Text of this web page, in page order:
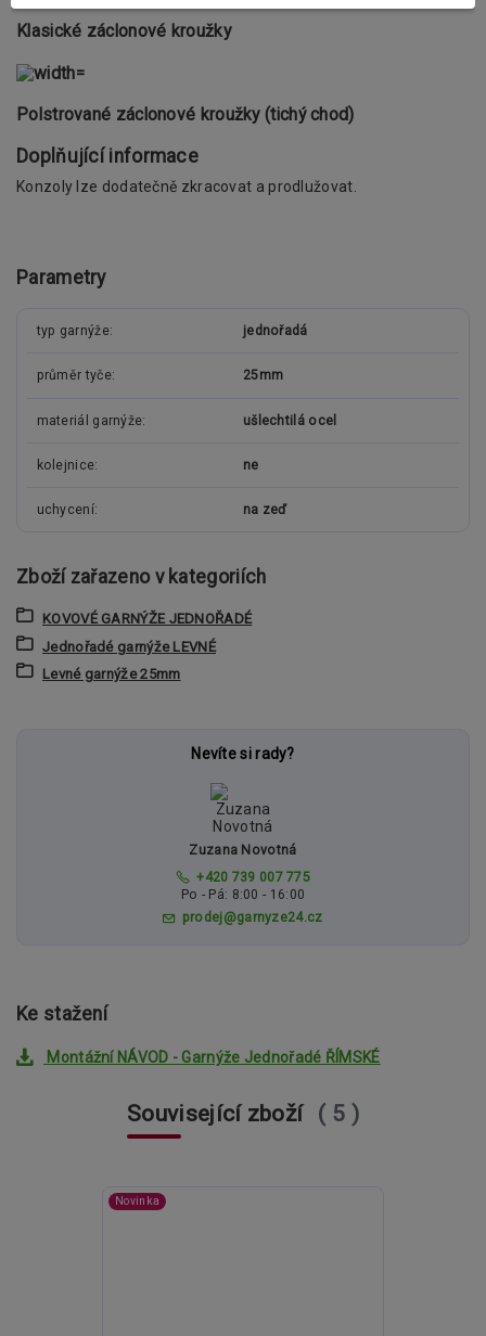
Klasické záclonové kroužky
Polstrované záclonové kroužky (tichý chod)
Doplňující informace
Konzoly lze dodatečně zkracovat a prodlužovat.
Parametry
typ garnýže jednořadá
průměr tyče 25mm
materiál garnýže ušlechtilá ocel
kolejnice ne
uchycení na zeď
Zboží zařazeno v kategoriích
KOVOVÉ GARNÝŽE JEDNOŘADÉ
Jednořadé garnýže LEVNÉ
Levné garnýže 25mm
Nevíte si rady?
Zuzana Novotná
+420 739 007 775
Po - Pá: 8:00 - 16:00
prodej@garnyze24.cz
Ke stažení
Montážní NÁVOD - Garnýže Jednořadé ŘÍMSKÉ
Související zboží 5
Novinka